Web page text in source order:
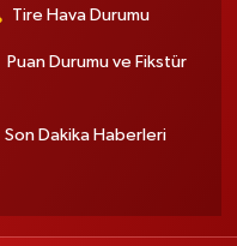
Tire Hava Durumu
Puan Durumu ve Fikstür
Son Dakika Haberleri